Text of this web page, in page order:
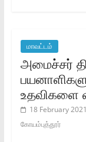
மாவட்டம்
அமைச்சர்‌
உதவிகளை
18 February 2021
கோயம்புத்தூர்